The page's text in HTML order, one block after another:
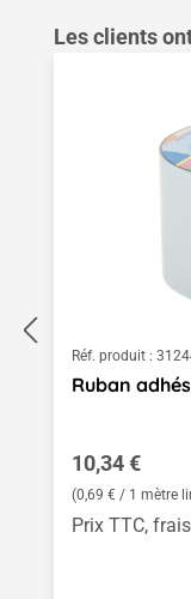
Ignorer la
Les clients
Réf. produit :
Ruban
Prix régulier :
10,34 €
(0,69 € / 1 mètre
Prix TTC,